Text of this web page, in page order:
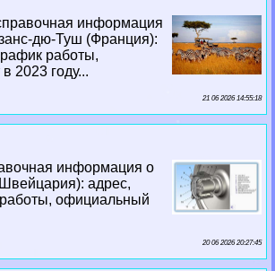
информация
дю-Туш (Франция):
работы,
2023 году...
21 06 2026 14:55:18
информация о
адрес,
официальный
20 06 2026 20:27:45